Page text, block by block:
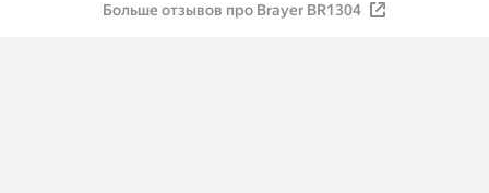
Больше отзывов про Brayer BR1304